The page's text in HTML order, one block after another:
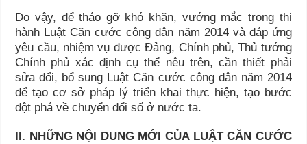
Do vậy, để tháo gỡ khó khăn, vướng mắc trong thi
hành Luật Căn cước công dân năm 2014 và đáp ứng
yêu cầu, nhiệm vụ được Đảng, Chính phủ, Thủ tướng
Chính phủ xác định cụ thể nêu trên, cần thiết phải
sửa đổi, bổ sung Luật Căn cước công dân năm 2014
để tạo cơ sở pháp lý triển khai thực hiện, tạo bước
đột phá về chuyển đổi số ở nước ta.
II. NHỮNG NỘI DUNG MỚI CỦA LUẬT CĂN CƯỚC